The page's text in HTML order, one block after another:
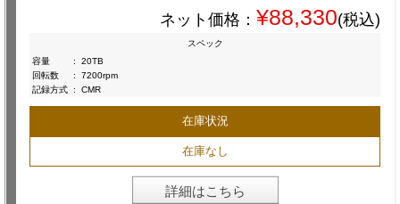
ネット価格： ¥88,330(税込)
スペック
容量
:
20TB
回転数
:
7200rpm
記録方式 : CMR
在庫状況
在庫なし
詳細はこちら